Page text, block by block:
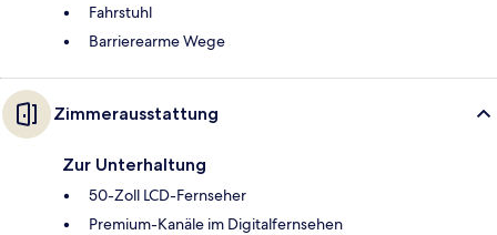
Fahrstuhl
Barrierearme Wege
Zimmerausstattung
Zur Unterhaltung
50-Zoll LCD-Fernseher
Premium-Kanäle im Digitalfernsehen